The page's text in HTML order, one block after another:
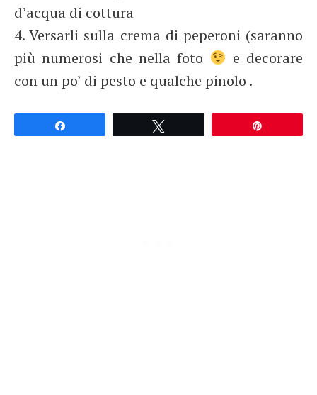
d’acqua di cottura
4. Versarli sulla crema di peperoni (saranno
più numerosi che nella foto
e decorare
con un po’ di pesto e qualche pinolo .